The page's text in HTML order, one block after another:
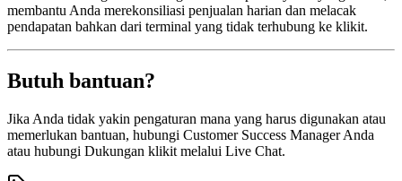
membantu Anda merekonsiliasi penjualan harian dan melacak
pendapatan bahkan dari terminal yang tidak terhubung ke klikit.
Butuh bantuan?
Jika Anda tidak yakin pengaturan mana yang harus digunakan atau
memerlukan bantuan, hubungi Customer Success Manager Anda
atau hubungi Dukungan klikit melalui Live Chat.